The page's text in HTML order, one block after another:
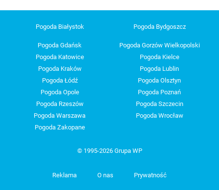
Pogoda Białystok Pogoda Bydgoszcz
Pogoda Gdańsk
Pogoda Gorzów Wielkopolski
Pogoda Katowice
Pogoda Kielce
Pogoda Kraków
Pogoda Lublin
Pogoda Łódź
Pogoda Olsztyn
Pogoda Opole
Pogoda Poznań
Pogoda Rzeszów
Pogoda Szczecin
Pogoda Warszawa
Pogoda Wrocław
Pogoda Zakopane
© 1995-2026 Grupa WP
Reklama O nas Prywatność